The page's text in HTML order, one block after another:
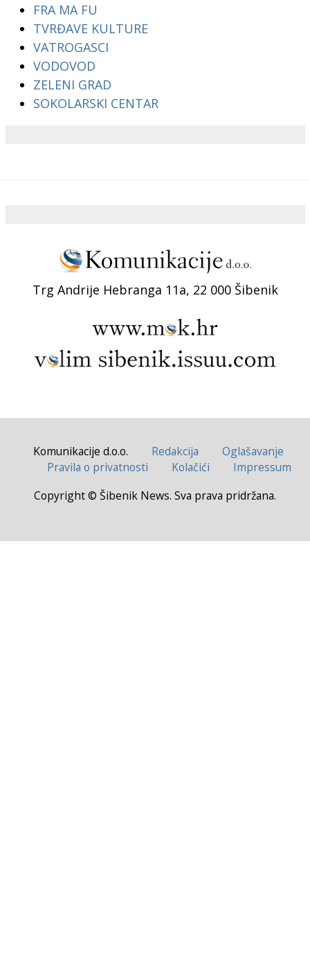
FRA MA FU
TVRĐAVE KULTURE
VATROGASCI
VODOVOD
ZELENI GRAD
SOKOLARSKI CENTAR
Trg Andrije Hebranga 11a, 22 000 Šibenik
Komunikacije d.o.o. Redakcija
Oglašavanje
Pravila o privatnosti
Kolačići
Impressum
Copyright © Šibenik News. Sva prava pridržana.